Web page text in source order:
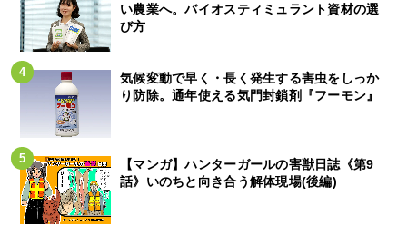
い農業へ。バイオスティミュラント資材の選
び方
気候変動で早く・長く発生する害虫をしっか
り防除。通年使える気門封鎖剤『フーモン』
【マンガ】ハンターガールの害獣日誌《第9
話》いのちと向き合う解体現場(後編)